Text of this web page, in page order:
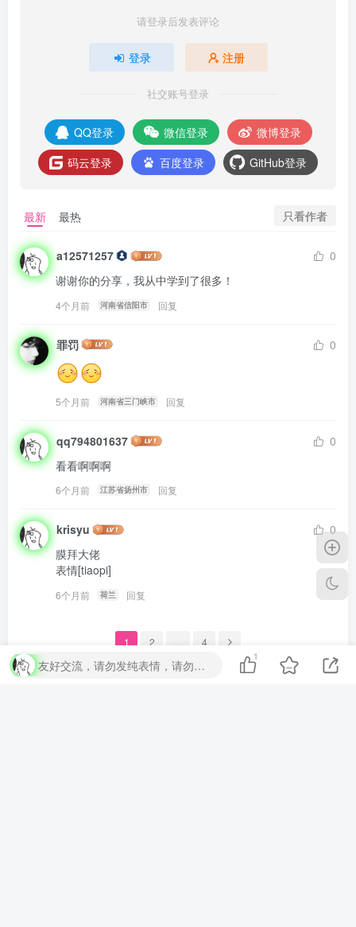
请登录后发表评论
登录 注册
社交账号登录
QQ登录 微信登录
微博登录
码云登录
百度登录 GitHub登录
最新 最热 只看作者
a12571257
0
谢谢你的分享，我从中学到了很多！
4个月前 河南省信阳市 回复
罪罚 0
5个月前 河南省三门峡市 回复
qq794801637
0
看看啊啊啊
6个月前 江苏省扬州市 回复
krisyu
0
膜拜大佬
表情[tiaopi]
6个月前 荷兰 回复
1 2 … 4
友好交流，请勿发纯表情，请勿灌水，违者封号喔
1